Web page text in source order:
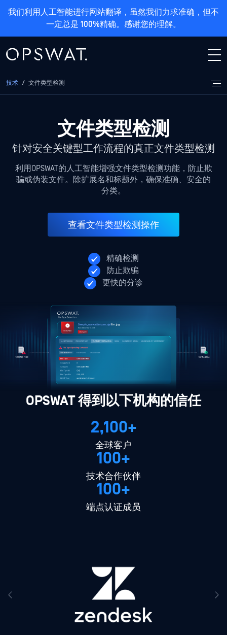
我们利用人工智能进行网站翻译，虽然我们力求准确，但不
一定总是 100%精确。感谢您的理解。
技术 / 文件类型检测
文件类型检测
针对安全关键型工作流程的真正文件类型检测
利用OPSWAT的人工智能增强文件类型检测功能，防止欺
骗或伪装文件。除扩展名和标题外，确保准确、安全的
分类。
查看文件类型检测操作
精确检测
防止欺骗
更快的分诊
OPSWAT 得到以下机构的信任
2,100+
全球客户
100+
技术合作伙伴
100+
端点认证成员